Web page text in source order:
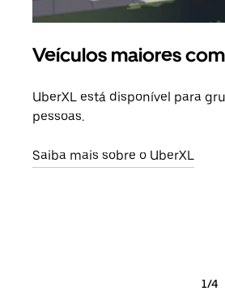
Veículos maiores
UberXL está disponível para
pessoas.
Saiba mais sobre o UberXL
1/4